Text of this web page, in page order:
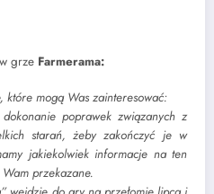
grze Farmerama:
mogą Was zainteresować:
poprawek związanych z
starań, żeby zakończyć je w
jakiekolwiek informacje na ten
przekazane.